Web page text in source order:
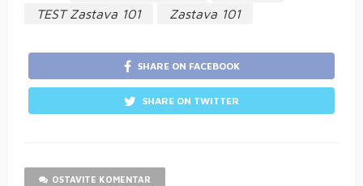
TEST Zastava 101
Zastava 101
SHARE ON FACEBOOK
SHARE ON TWITTER
OSTAVITE KOMENTAR